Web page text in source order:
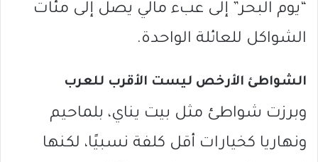
“يوم البحر” إلى عبء مالي يصل إلى مئات
الشواكل للعائلة الواحدة.
الشواطئ الأرخص ليست الأقرب للعرب
وبرزت شواطئ مثل بيت يناي، بلماحيم
ونهاريا كخيارات أقل كلفة نسبيًا، لكنها